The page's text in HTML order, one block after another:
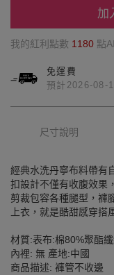
加
我的紅利點數 1180 點
免運費
預計2026-08-
尺寸說明
經典水洗丹寧布料帶有
扣設計不僅有收腹效果
剪裁包容各種腿型，褲
上衣，就是酷甜感穿搭
材質:表布:棉80%聚酯
內裡: 無 產地:中國
商品描述: 褲管不收邊